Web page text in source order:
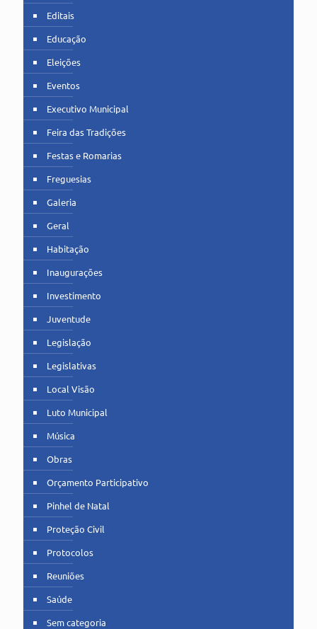
Editais
Educação
Eleições
Eventos
Executivo Municipal
Feira das Tradições
Festas e Romarias
Freguesias
Galeria
Geral
Habitação
Inaugurações
Investimento
Juventude
Legislação
Legislativas
Local Visão
Luto Municipal
Música
Obras
Orçamento Participativo
Pinhel de Natal
Proteção Civil
Protocolos
Reuniões
Saúde
Sem categoria